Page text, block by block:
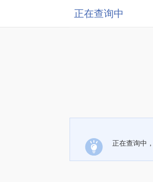
正在查询中
正在查询中